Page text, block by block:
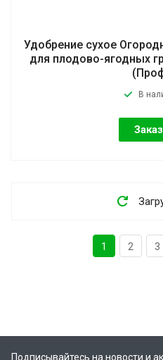
Удобрение сухое
для плодово-ягодных
В
1 2 3
Подписывайтесь на новости и